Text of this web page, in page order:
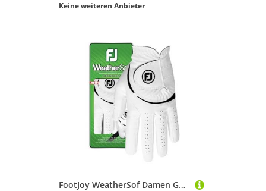
Keine weiteren Anbieter
FootJoy WeatherSof Damen Golfhandschuh, Weiß